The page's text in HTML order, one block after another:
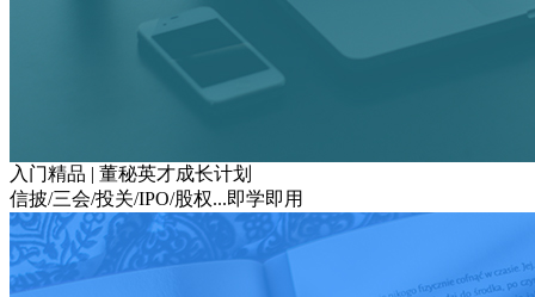
入门精品 | 董秘英才成长计划
信披/三会/投关/IPO/股权...即学即用